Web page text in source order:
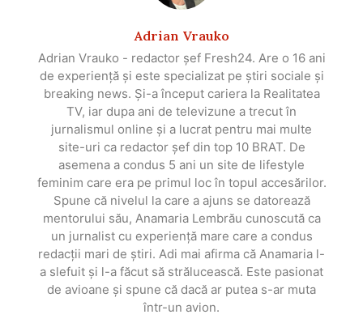
Adrian Vrauko
Adrian Vrauko - redactor șef Fresh24. Are o 16 ani
de experiență și este specializat pe știri sociale și
breaking news. Și-a început cariera la Realitatea
TV, iar dupa ani de televizune a trecut în
jurnalismul online și a lucrat pentru mai multe
site-uri ca redactor șef din top 10 BRAT. De
asemena a condus 5 ani un site de lifestyle
feminim care era pe primul loc în topul accesărilor.
Spune că nivelul la care a ajuns se datorează
mentorului său, Anamaria Lembrău cunoscută ca
un jurnalist cu experiență mare care a condus
redacții mari de știri. Adi mai afirma că Anamaria l-
a slefuit și l-a făcut să strălucească. Este pasionat
de avioane și spune că dacă ar putea s-ar muta
într-un avion.